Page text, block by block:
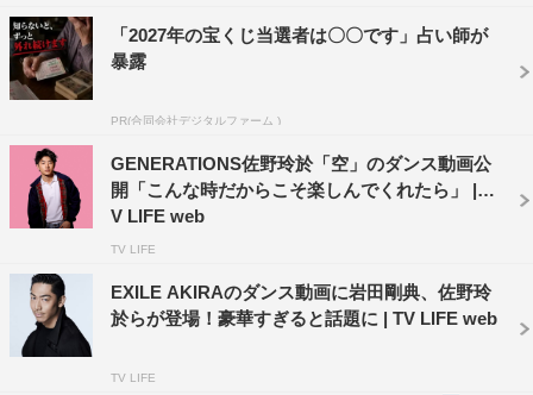
＜WEB＞
公式サイト：https://bookact.live
FANTASTICS
GENERATIONS from EXILE TRIBE
「2027年の宝くじ当選者は〇〇です」占い師が
暴露
PR(合同会社デジタルファーム )
GENERATIONS佐野玲於「空」のダンス動画公
開「こんな時だからこそ楽しんでくれたら」 | T
V LIFE web
TV LIFE
EXILE AKIRAのダンス動画に岩田剛典、佐野玲
於らが登場！豪華すぎると話題に | TV LIFE web
TV LIFE